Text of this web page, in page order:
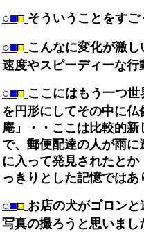
○■ そういうことをす
○■ こんなに変化が激
速度やスピーディーな行
○■ ここにはもう一つ
を円形にしてその中に
庵」・・ここは比較的
で、郵便配達の人が雨
に入って発見されたと
っきりとした記憶ではあ
○■ お店の犬がゴロン
写真の撮ろうと思いま